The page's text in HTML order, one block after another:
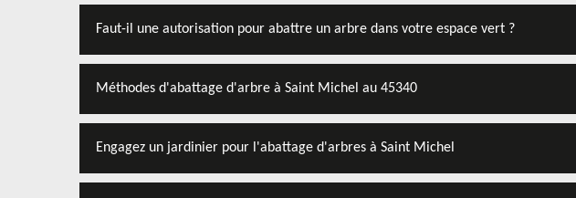
Faut-il une autorisation pour abattre un arbre dans votre espace vert ?
Méthodes d'abattage d'arbre à Saint Michel au 45340
Engagez un jardinier pour l'abattage d'arbres à Saint Michel